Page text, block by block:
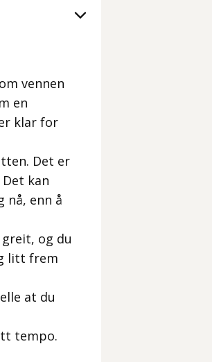
vennen
en
klar for
Det er
kan
nå, enn å
og du
litt frem
at du
tempo.